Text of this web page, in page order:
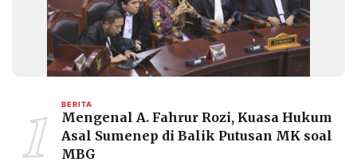
1 BERITA
Mengenal A. Fahrur Rozi, Kuasa Hukum
Asal Sumenep di Balik Putusan MK soal
MBG